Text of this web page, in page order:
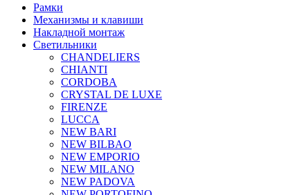
Рамки
Механизмы и клавиши
Накладной монтаж
Светильники
CHANDELIERS
CHIANTI
CORDOBA
CRYSTAL DE LUXE
FIRENZE
LUCCA
NEW BARI
NEW BILBAO
NEW EMPORIO
NEW MILANO
NEW PADOVA